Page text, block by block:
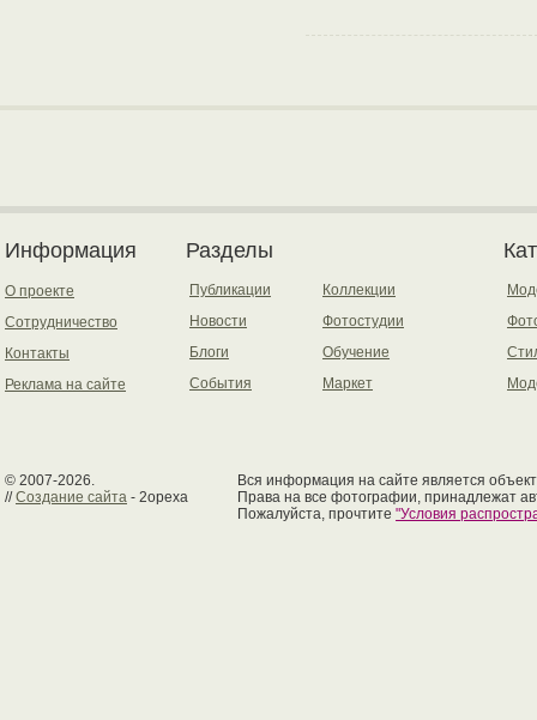
Информация
О проекте
Сотрудничество
Контакты
Реклама на сайте
Разделы
Публикации
Новости
Блоги
События
Коллекции
Фотостудии
Обучение
Маркет
© 2007-2026.
//Создание сайта - 2opexa
Вся информация на сайте является
Права на все фотографии, принадлежат
Пожалуйста, прочтите "Условия